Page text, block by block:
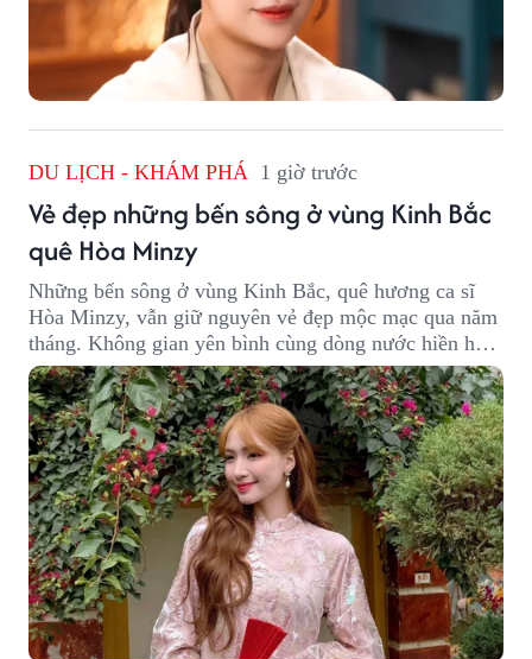
DU LỊCH - KHÁM PHÁ 1 giờ trước
Vẻ đẹp những bến sông ở vùng Kinh Bắc
quê Hòa Minzy
Những bến sông ở vùng Kinh Bắc, quê hương ca sĩ
Hòa Minzy, vẫn giữ nguyên vẻ đẹp mộc mạc qua năm
tháng. Không gian yên bình cùng dòng nước hiền hòa
tạo nên một góc Bắc Ninh rất đáng để khám phá.